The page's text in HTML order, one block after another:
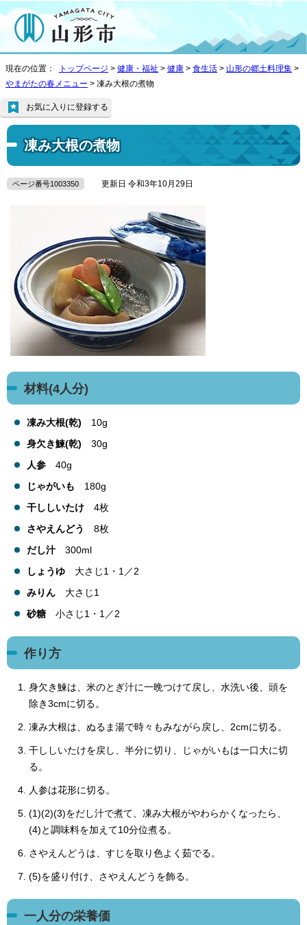
現在の位置： トップページ > 健康・福祉 > 健康 > 食生活 > 山形の郷土料理集 >
やまがたの春メニュー > 凍み大根の煮物
凍み大根の煮物
お気に入りに登録する
ページ番号1003350 更新日 令和3年10月29日
材料(4人分)
凍み大根(乾) 10g
身欠き鰊(乾) 30g
人参 40g
じゃがいも 180g
干ししいたけ 4枚
さやえんどう 8枚
だし汁300ml
しょうゆ 大さじ1・1／2
みりん 大さじ1
砂糖 小さじ1・1／2
作り方
身欠き鰊は、米のとぎ汁に一晩つけて戻し、水洗い後、頭を
除き3cmに切る。
凍み大根は、ぬるま湯で時々もみながら戻し、2cmに切る。
干ししいたけを戻し、半分に切り、じゃがいもは一口大に切
る。
人参は花形に切る。
(1)(2)(3)をだし汁で煮て、凍み大根がやわらかくなったら、
(4)と調味料を加えて10分位煮る。
さやえんどうは、すじを取り色よく茹でる。
(5)を盛り付け、さやえんどうを飾る。
一人分の栄養価